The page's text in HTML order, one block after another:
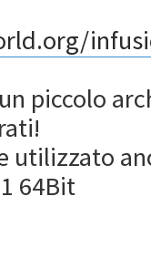
piccolo
utilizzato
64Bit